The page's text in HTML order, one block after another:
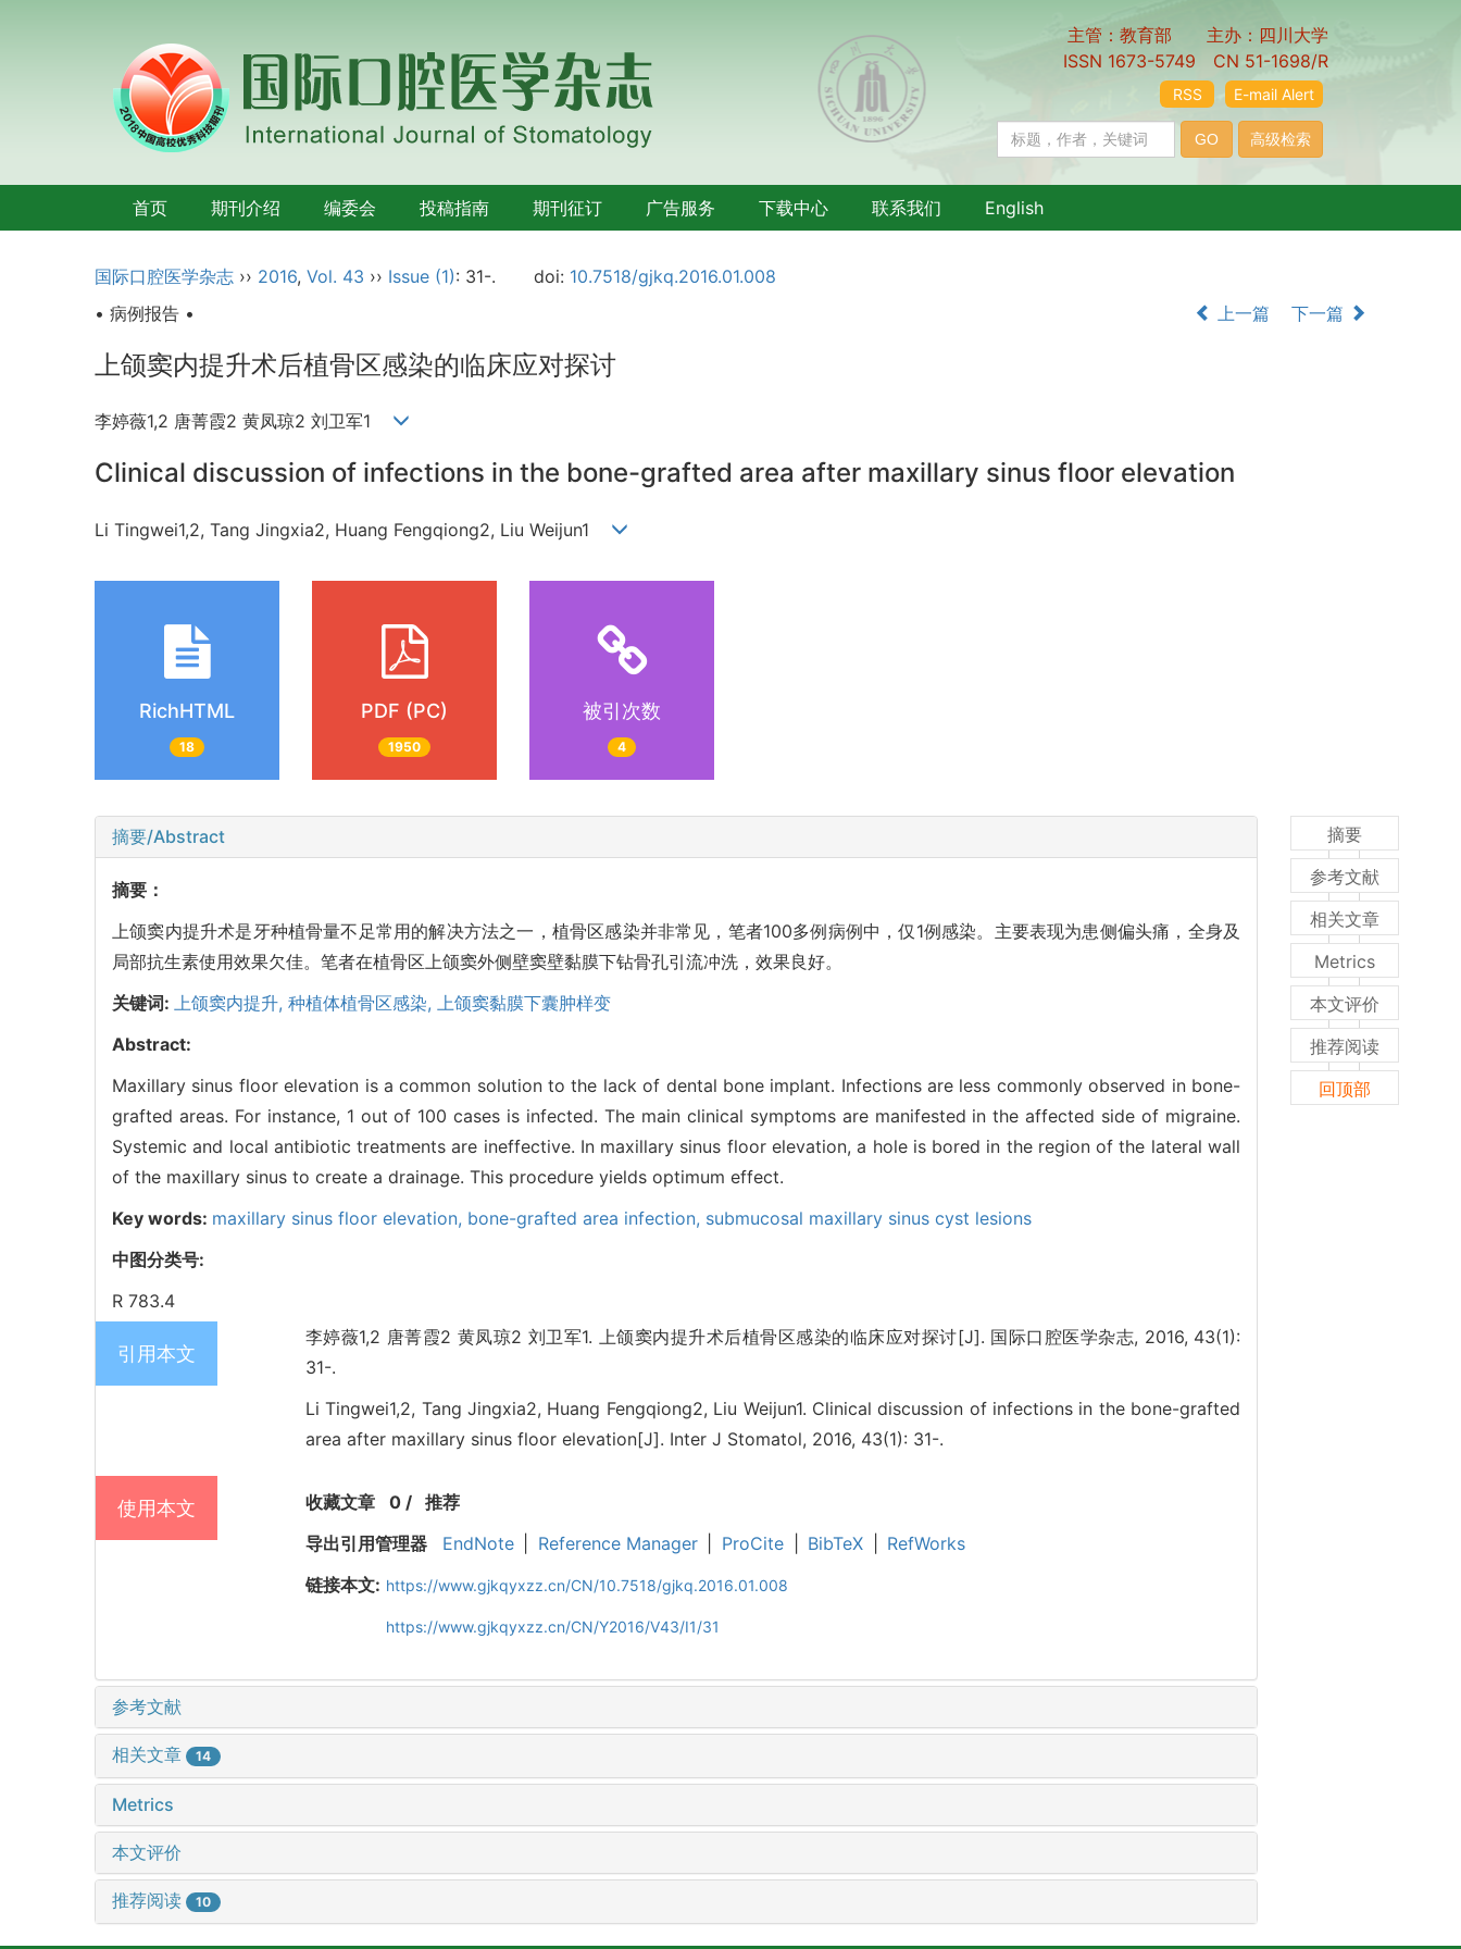
主管：教育部 主办：四川大学
ISSN 1673-5749 CN 51-1698/R
E-mail Alert
RSS
首页 期刊介绍 编委会 投稿指南 期刊征订 广告服务 下载中心 联系我们 English
国际口腔医学杂志 ›› 2016, Vol. 43 ›› Issue (1): 31-. doi: 10.7518/gjkq.2016.01.008
• 病例报告 •
上一篇 下一篇
上颌窦内提升术后植骨区感染的临床应对探讨
李婷薇1,2 唐菁霞2 黄凤琼2 刘卫军1
Clinical discussion of infections in the bone-grafted area after maxillary sinus floor elevation
Li Tingwei1,2, Tang Jingxia2, Huang Fengqiong2, Liu Weijun1
RichHTML
18
PDF (PC)
1950
被引次数
4
摘要/Abstract
摘要：
上颌窦内提升术是牙种植骨量不足常用的解决方法之一，植骨区感染并非常见，笔者100多例病例中，仅1例感染。主要表现为患侧偏头痛，全身及
局部抗生素使用效果欠佳。笔者在植骨区上颌窦外侧壁窦壁黏膜下钻骨孔引流冲洗，效果良好。
关键词: 上颌窦内提升, 种植体植骨区感染, 上颌窦黏膜下囊肿样变
Abstract:
Maxillary sinus floor elevation is a common solution to the lack of dental bone implant. Infections are less commonly observed in bone-
grafted areas. For instance, 1 out of 100 cases is infected. The main clinical symptoms are manifested in the affected side of migraine.
Systemic and local antibiotic treatments are ineffective. In maxillary sinus floor elevation, a hole is bored in the region of the lateral wall
of the maxillary sinus to create a drainage. This procedure yields optimum effect.
Key words: maxillary sinus floor elevation, bone-grafted area infection, submucosal maxillary sinus cyst lesions
中图分类号:
R 783.4
引用本文
李婷薇1,2 唐菁霞2 黄凤琼2 刘卫军1. 上颌窦内提升术后植骨区感染的临床应对探讨[J]. 国际口腔医学杂志, 2016, 43(1):
31-.
Li Tingwei1,2, Tang Jingxia2, Huang Fengqiong2, Liu Weijun1. Clinical discussion of infections in the bone-grafted
area after maxillary sinus floor elevation[J]. Inter J Stomatol, 2016, 43(1): 31-.
使用本文 收藏文章 0/ 推荐
导出引用管理器
EndNote Reference Manager ProCite BibTeX
RefWorks
链接本文: https://www.gjkqyxzz.cn/CN/10.7518/gjkq.2016.01.008
https://www.gjkqyxzz.cn/CN/Y2016/V43/I1/31
参考文献
相关文章 14
Metrics
本文评价
推荐阅读 10
摘要
参考文献
相关文章
Metrics
本文评价
推荐阅读
回顶部